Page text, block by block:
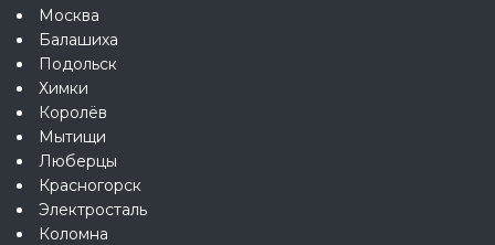
Москва
Балашиха
Подольск
Химки
Королёв
Мытищи
Люберцы
Красногорск
Электросталь
Коломна